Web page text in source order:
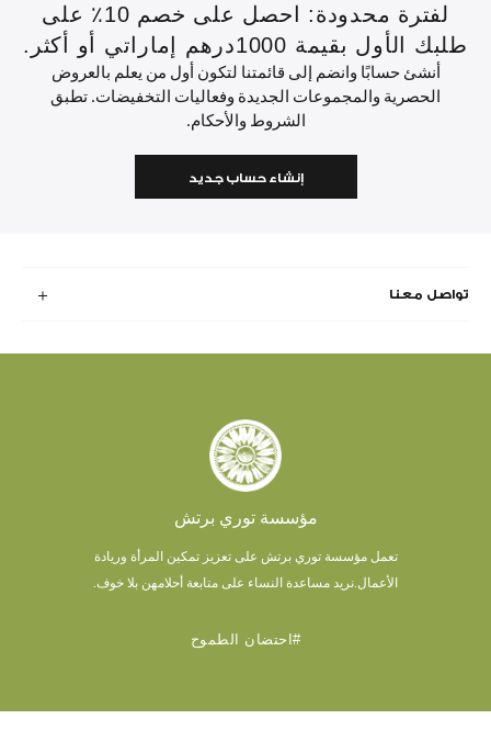
لفترة محدودة: احصل على خصم 10٪ على
طلبك الأول بقيمة 1000درهم إماراتي أو أكثر.
أنشئ حسابًا وانضم إلى قائمتنا لتكون أول من يعلم بالعروض
الحصرية والمجموعات الجديدة وفعاليات التخفيضات. تطبق
الشروط والأحكام.
إنشاء حساب جديد
تواصل معنا
مؤسسة توري برتش
تعمل مؤسسة توري برتش على تعزيز تمكين المرأة وريادة
الأعمال. نريد مساعدة النساء على متابعة أحلامهن بلا خوف.
#احتضان الطموح